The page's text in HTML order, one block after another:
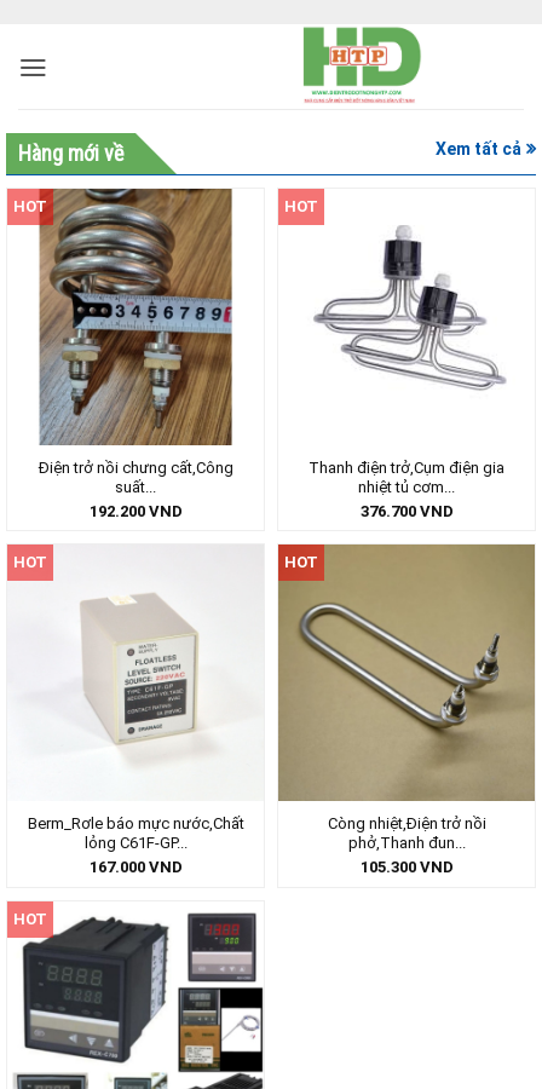
Hàng mới về Xem tất cả
HOT
Điện trở nồi chưng cất,Công
suất...
192.200 VND
HOT
Thanh điện trở,Cụm điện gia
nhiệt tủ cơm...
376.700 VND
HOT
Berm_Rơle báo mực nước,Chất
lỏng C61F-GP...
167.000 VND
HOT
Còng nhiệt,Điện trở nồi
phở,Thanh đun...
105.300 VND
HOT